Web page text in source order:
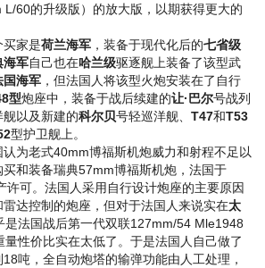
L/60的升级版）的放大版，以期获得更大的
家是荷兰海军 ，装备于现代化后的七省级
海军自己也在哈兰级驱逐舰上装备了该型武
国海军 ，但法国人将该型火炮安装在了自行
型炮座中，装备于战后续建的让·巴尔号战列
舰以及新建的科尔贝号轻巡洋舰、 T47和T53
型护卫舰上。
老式40mm博福斯机炮威力和射程不足以
和装备瑞典57mm博福斯机炮，法国于
许可。法国人采用自行设计炮座的主要原因
达控制的炮座，但对于法国人来说实在太
是法国战后第一代双联127mm/54 Mle1948
性价比实在太低了。于是法国人自己做了
吨，全自动炮塔的输弹功能由人工处理，